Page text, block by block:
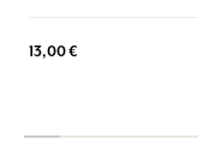
13,00 €